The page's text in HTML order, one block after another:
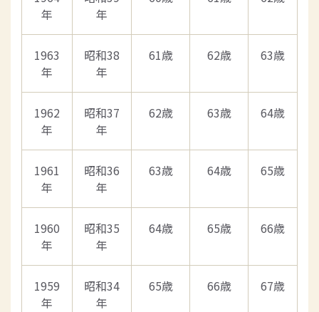
年
年
1963
年
昭和38
年
61歳 62歳 63歳
1962
年
昭和37
年
62歳 63歳 64歳
1961
年
昭和36
年
63歳 64歳 65歳
1960
年
昭和35
年
64歳 65歳 66歳
1959
年
昭和34
年
65歳 66歳 67歳